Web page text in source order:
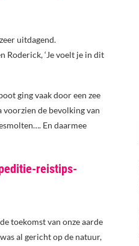
uitdagend.
Roderick, ‘Je voelt je in dit
ging vaak door een zee
de bevolking van
En daarmee
toekomst van onze aarde
al gericht op de natuur,